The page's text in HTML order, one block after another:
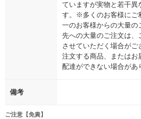
ていますが実物と若干異
す。※多くのお客様にご
一のお客様からの大量の
先への大量のご注文は、
させていただく場合が
注文する商品、またはお
配達ができない場合があ
備考
ご注意【免責】